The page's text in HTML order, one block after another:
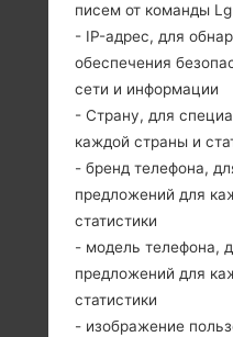
123 грамм (4.34
унции)
Android 2.3.x
Gingerbread
писем от команды
- IP-адрес, для
обеспечения
сети и информации
- Страну, для
каждой страны и
- бренд телефона,
предложений для
статистики
- модель телефона,
предложений для
статистики
- изображение